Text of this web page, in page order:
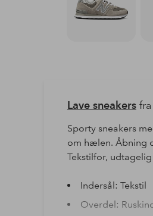
Lave sneakersfra
Sporty sneakers
om hælen. Åbning
Tekstilfor,
Indersål: Tekstil
Overdel: